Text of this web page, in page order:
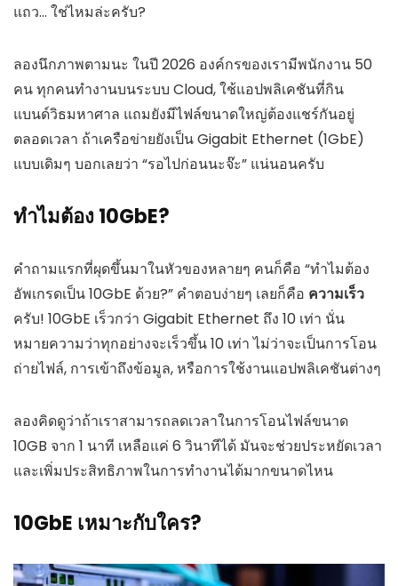
แถว… ใช่ไหมล่ะครับ?
ลองนึกภาพตามนะ ในปี 2026 องค์กรของเรามีพนักงาน 50
คน ทุกคนทำงานบนระบบ Cloud, ใช้แอปพลิเคชันที่กิน
แบนด์วิธมหาศาล แถมยังมีไฟล์ขนาดใหญ่ต้องแชร์กันอยู่
ตลอดเวลา ถ้าเครือข่ายยังเป็น Gigabit Ethernet (1GbE)
แบบเดิมๆ บอกเลยว่า “รอไปก่อนนะจ๊ะ” แน่นอนครับ
ทำไมต้อง 10GbE?
คำถามแรกที่ผุดขึ้นมาในหัวของหลายๆ คนก็คือ “ทำไมต้อง
อัพเกรดเป็น 10GbE ด้วย?” คำตอบง่ายๆ เลยก็คือ ความเร็ว
ครับ! 10GbE เร็วกว่า Gigabit Ethernet ถึง 10 เท่า นั่น
หมายความว่าทุกอย่างจะเร็วขึ้น 10 เท่า ไม่ว่าจะเป็นการโอน
ถ่ายไฟล์, การเข้าถึงข้อมูล, หรือการใช้งานแอปพลิเคชันต่างๆ
ลองคิดดูว่าถ้าเราสามารถลดเวลาในการโอนไฟล์ขนาด
10GB จาก 1 นาที เหลือแค่ 6 วินาทีได้ มันจะช่วยประหยัดเวลา
และเพิ่มประสิทธิภาพในการทำงานได้มากขนาดไหน
10GbE เหมาะกับใคร?